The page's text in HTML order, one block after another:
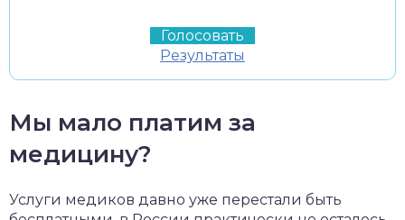
Результаты
Мы мало платим за
медицину?
Услуги медиков давно уже перестали быть